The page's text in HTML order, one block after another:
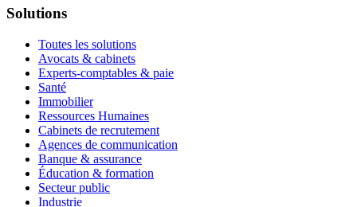
Solutions
Toutes les solutions
Avocats & cabinets
Experts-comptables & paie
Santé
Immobilier
Ressources Humaines
Cabinets de recrutement
Agences de communication
Banque & assurance
Éducation & formation
Secteur public
Industrie